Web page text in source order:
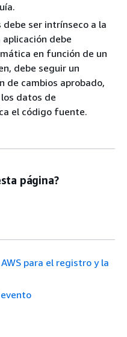
ser intrínseco a la
debe
en función de un
debe seguir un
de cambios aprobado,
datos de
el código fuente.
página?
para el registro y la